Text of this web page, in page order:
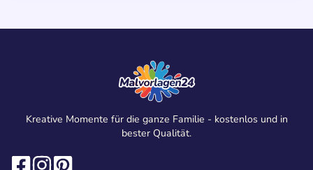
Kreative Momente für die ganze Familie - kostenlos und in
bester Qualität.